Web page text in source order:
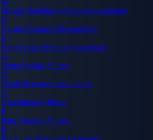
Minato Namikaze Personaje secundario
N
Naruto Uzumaki Protagonista
N
Neji Hyuga Personaje secundario
O
Obito Uchiha Villano
Ō
Ōnoki Personaje secundario
O
Orochimaru Villano
P
Pain / Nagato Villano
R